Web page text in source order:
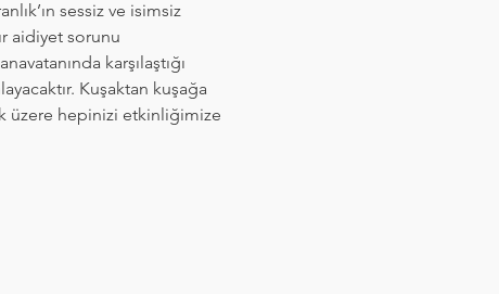
sessiz ve isimsiz
aidiyet sorunu
karşılaştığı
Kuşaktan kuşağa
üzere hepinizi etkinliğimize